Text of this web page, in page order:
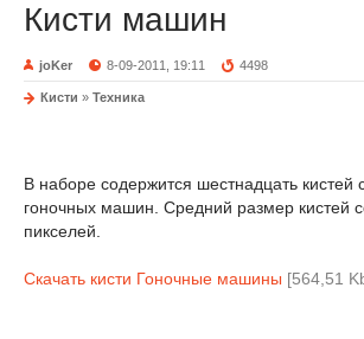
Кисти машин
joKer 8-09-2011, 19:11 4498
Кисти » Техника
В наборе содержится шестнадцать кистей
гоночных машин. Средний размер кистей
пикселей.
Скачать кисти Гоночные машины [564,51